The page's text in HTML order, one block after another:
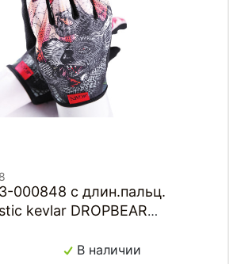
000848 с длин.пальц.
kevlar DROPBEAR
видов р-р.S оригинал.
В наличии